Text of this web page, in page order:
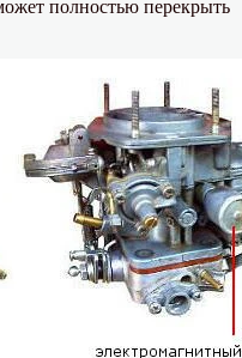
полностью перекрыть